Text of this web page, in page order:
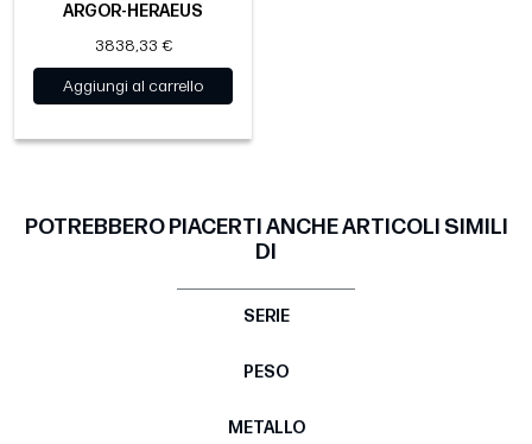
ARGOR-HERAEUS
3838,33 €
Aggiungi al carrello
POTREBBERO PIACERTI ANCHE ARTICOLI SIMILI
DI
SERIE
PESO
METALLO